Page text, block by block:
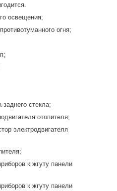
освещения;
огня;
стекла;
отопителя;
электродвигателя
к жгуту панели
к жгуту панели